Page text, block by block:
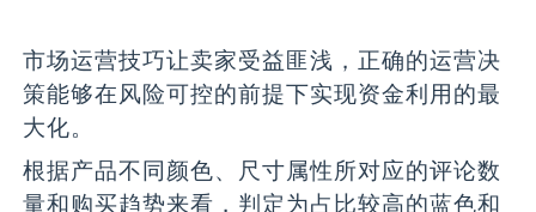
市场运营技巧让卖家受益匪浅，正确的运营决
策能够在风险可控的前提下实现资金利用的最
大化。
根据产品不同颜色、尺寸属性所对应的评论数
量和购买趋势来看，判定为占比较高的蓝色和